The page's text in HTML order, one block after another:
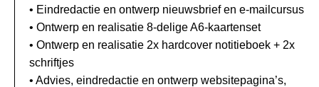
• Eindredactie en ontwerp nieuwsbrief en e-mailcursus
• Ontwerp en realisatie 8-delige A6-kaartenset
• Ontwerp en realisatie 2x hardcover notitieboek + 2x
schriftjes
• Advies, eindredactie en ontwerp websitepagina’s,